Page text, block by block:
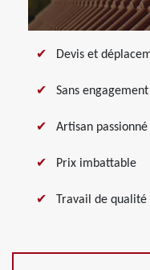
Devis et
Sans engagement
Artisan passionné
Prix imbattable
Travail de qualité